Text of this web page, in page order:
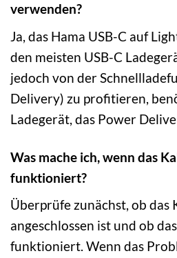
verwenden?
Ja, das Hama USB-C auf
den meisten USB-C
jedoch von der
Delivery) zu profitieren,
Ladegerät, das Power
Was mache ich, wenn das
funktioniert?
Überprüfe zunächst, ob das
angeschlossen ist und ob
funktioniert. Wenn das